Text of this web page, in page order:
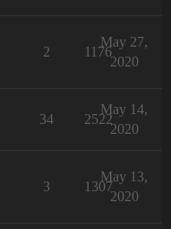
2 1176
May 27,
2020
34 2522
May 14,
2020
3 1307
May 13,
2020